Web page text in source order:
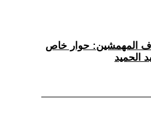
المهمشين: حوار خاص
الحميد